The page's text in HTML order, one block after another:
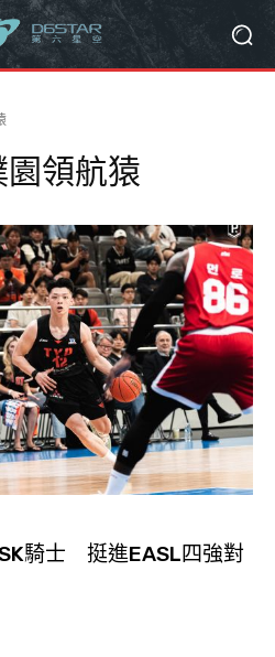
園領航猿
騎士 挺進EASL四強對